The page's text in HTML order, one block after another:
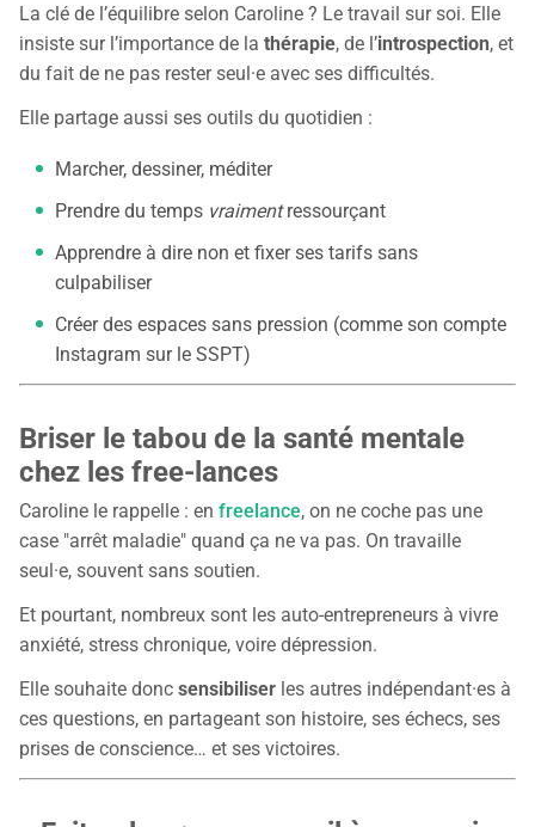
La clé de l’équilibre selon Caroline ? Le travail sur soi. Elle
insiste sur l’importance de la thérapie, de l’introspection, et
du fait de ne pas rester seul·e avec ses difficultés.
Elle partage aussi ses outils du quotidien :
Marcher, dessiner, méditer
Prendre du temps vraimentressourçant
Apprendre à dire non et fixer ses tarifs sans
culpabiliser
Créer des espaces sans pression (comme son compte
Instagram sur le SSPT)
Briser le tabou de la santé mentale
chez les free-lances
Caroline le rappelle : en freelance, on ne coche pas une
case "arrêt maladie" quand ça ne va pas. On travaille
seul·e, souvent sans soutien.
Et pourtant, nombreux sont les auto-entrepreneurs à vivre
anxiété, stress chronique, voire dépression.
Elle souhaite donc sensibiliser les autres indépendant·es à
ces questions, en partageant son histoire, ses échecs, ses
prises de conscience… et ses victoires.